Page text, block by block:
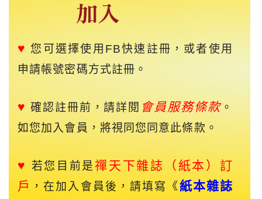
♥ 您可選擇使用FB快速註冊，或者使用
申請帳號密碼方式註冊。
♥ 確認註冊前，請詳閱 會員服務條款。
如您加入會員，將視同您同意此條款。
♥ 若您目前是禪天下雜誌（紙本）訂
戶 ，在加入會員後，請填寫《紙本雜誌